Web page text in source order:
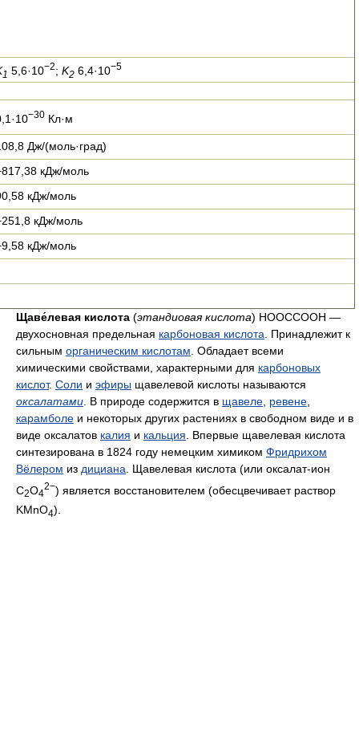
1 5,6·10−2; K2 6,4·10−5
−30 Кл·м
Дж/(моль·град)
кДж/моль
кДж/моль
кДж/моль
кДж/моль
Щаве́левая кислота (этандиовая кислота) НООССООН —
двухосновная предельная карбоновая кислота . Принадлежит к
сильным органическим кислотам . Обладает всеми
химическими свойствами, характерными для карбоновых
кислот. Соли и эфиры щавелевой кислоты называются
оксалатами . В природе содержится в щавеле ревене
карамболе и некоторых других растениях в свободном виде и в
виде оксалатов калия и кальция . Впервые щавелевая кислота
синтезирована в 1824 году немецким химиком Фридрихом
Вёлером из дициана . Щавелевая кислота (или оксалат-ион
C2O4
2−) является восстановителем (обесцвечивает раствор
KMnO4).